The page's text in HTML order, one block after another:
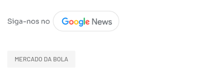
MERCADO DA BOLA